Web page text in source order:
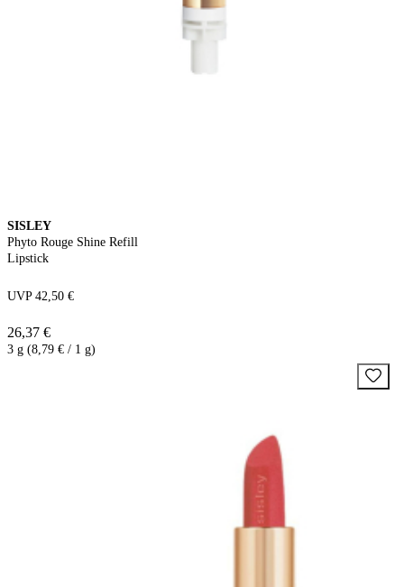
SISLEY
Phyto Rouge Shine Refill
Lipstick
UVP 42,50 €
26,37 €
3 g (8,79 € / 1 g)